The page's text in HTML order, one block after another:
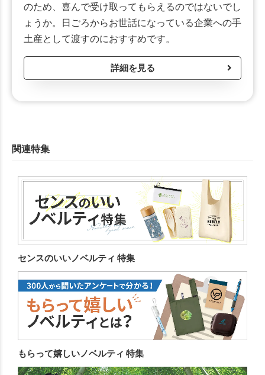
のため、喜んで受け取ってもらえるのではないでし
ょうか。日ごろからお世話になっている企業への手
土産として渡すのにおすすめです。
詳細を見る
関連特集
センスのいいノベルティ 特集
もらって嬉しいノベルティ 特集